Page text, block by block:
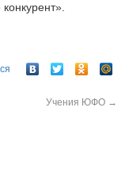
Учения ЮФО →